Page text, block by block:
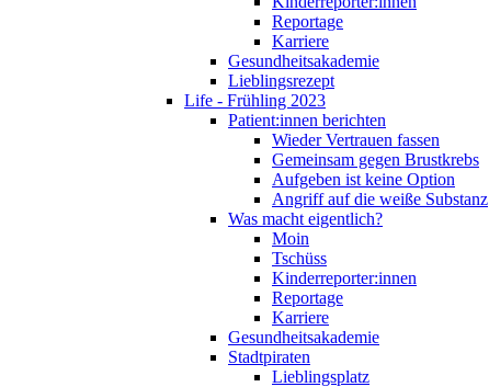
Reportage
Karriere
Gesundheitsakademie
Lieblingsrezept
Life - Frühling 2023
Patient:innen berichten
Wieder Vertrauen fassen
Gemeinsam gegen Brustkrebs
Aufgeben ist keine Option
Angriff auf die weiße Substanz
Was macht eigentlich?
Moin
Tschüss
Kinderreporter:innen
Reportage
Karriere
Gesundheitsakademie
Stadtpiraten
Lieblingsplatz